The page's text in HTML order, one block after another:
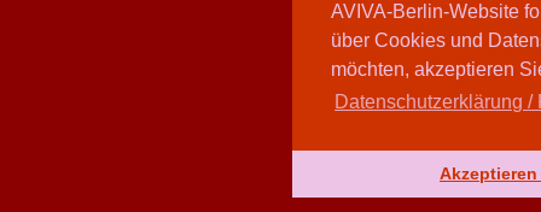
AVIVA-Berlin-Website
über Cookies und
möchten, akzeptieren
Datenschutzerklärung /